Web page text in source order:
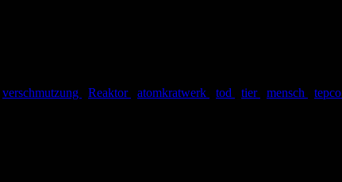
verschmutzung Reaktor atomkratwerk tod tier mensch tepco